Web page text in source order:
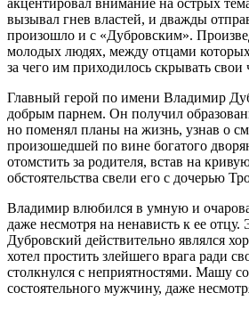
вызывал гнев властей, и дважды
произошло и с «Дубровским».
молодых людях, между отцами
за чего им приходилось скрывать свои
Главный герой по имени Владимир
добрым парнем. Он получил
но поменял планы на жизнь, узнав о
произошедшей по вине богатого
отомстить за родителя, встав на
обстоятельства свели его с дочерью
Владимир влюбился в умную и
даже несмотря на ненависть к ее отцу.
Дубровский действительно являлся
хотел простить злейшего врага ради
столкнулся с неприятностями. Машу
состоятельного мужчину, даже